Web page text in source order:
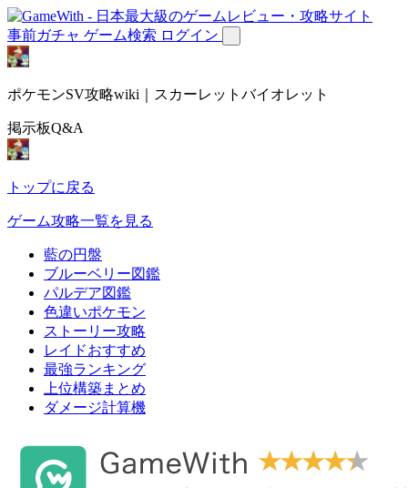
事前ガチャ ゲーム検索 ログイン
ポケモンSV攻略wiki｜スカーレットバイオレット
掲示板Q&A
トップに戻る
ゲーム攻略一覧を見る
藍の円盤
ブルーベリー図鑑
パルデア図鑑
色違いポケモン
ストーリー攻略
レイドおすすめ
最強ランキング
上位構築まとめ
ダメージ計算機